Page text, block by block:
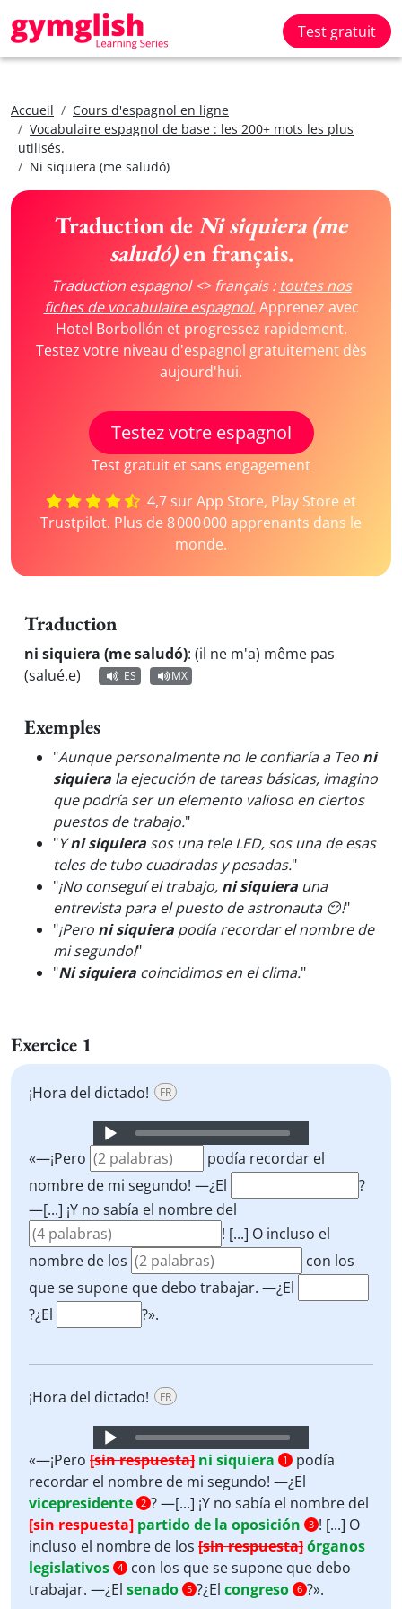
Test gratuit
Accueil
Cours d'espagnol en ligne
Vocabulaire espagnol de base : les 200+ mots les plus
utilisés.
Ni siquiera (me saludó)
Traduction de Ni siquiera (me
saludó)en français.
Traduction espagnol <> français : toutes nos
fiches de vocabulaire espagnol.Apprenez avec
Hotel Borbollón et progressez rapidement.
Testez votre niveau d'espagnol gratuitement dès
aujourd'hui.
Testez votre espagnol
Test gratuit et sans engagement
4,7 sur App Store, Play Store et
Trustpilot. Plus de 8 000 000 apprenants dans le
monde.
Traduction
ni siquiera (me saludó): (il ne m'a) même pas
(salué.e)
ES MX
Exemples
"Aunque personalmente no le confiaría a Teo ni
siquiera la ejecución de tareas básicas, imagino
que podría ser un elemento valioso en ciertos
puestos de trabajo."
"Yni siquiera sos una tele LED, sos una de esas
teles de tubo cuadradas y pesadas."
"¡No conseguí el trabajo, ni siquiera una
entrevista para el puesto de astronauta 😔!"
"¡Pero ni siquiera podía recordar el nombre de
mi segundo!"
"Ni siquiera coincidimos en el clima."
Exercice 1
¡Hora del dictado! FR
Audio
Player
«—¡Pero
podía recordar el
nombre de mi segundo! —¿El
?
—[...] ¡Y no sabía el nombre del
! [...] O incluso el
nombre de los
con los
que se supone que debo trabajar. —¿El
?¿El
?».
¡Hora del dictado! FR
Audio
Player
«—¡Pero [sin respuesta] ni siquiera 1
podía
recordar el nombre de mi segundo! —¿El
vicepresidente 2 ? —[...] ¡Y no sabía el nombre del
[sin respuesta] partido de la oposición 3 ! [...] O
incluso el nombre de los [sin respuesta]órganos
legislativos 4
con los que se supone que debo
trabajar. —¿El senado 5 ?¿El congreso 6 ?».